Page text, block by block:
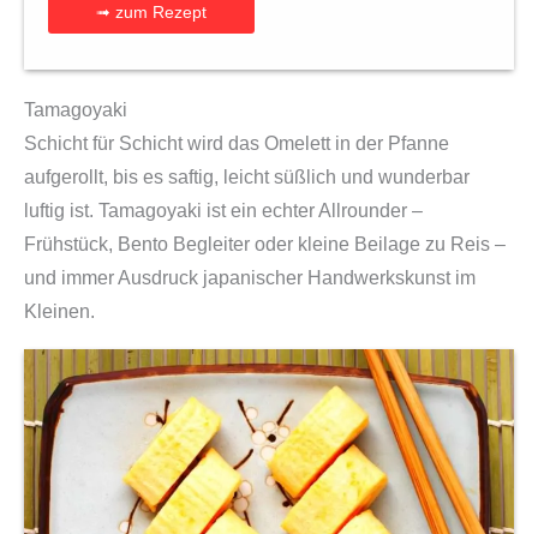
➟ zum Rezept
Tamagoyaki
Schicht für Schicht wird das Omelett in der Pfanne
aufgerollt, bis es saftig, leicht süßlich und wunderbar
luftig ist. Tamagoyaki ist ein echter Allrounder –
Frühstück, Bento Begleiter oder kleine Beilage zu Reis –
und immer Ausdruck japanischer Handwerkskunst im
Kleinen.